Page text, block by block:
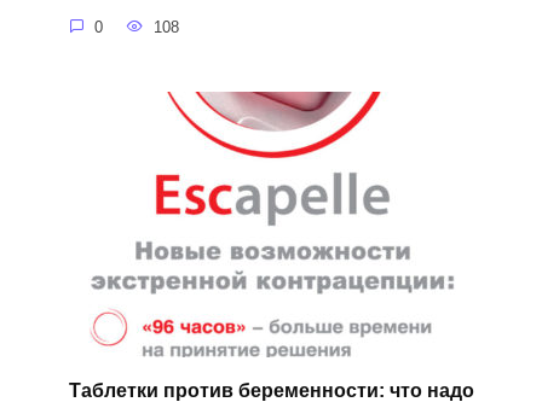
0 108
Таблетки против беременности: что надо